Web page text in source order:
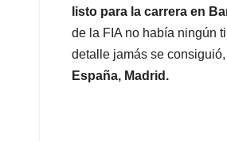
listo para la carrera en
de la FIA no había ningún
detalle jamás se
España, Madrid.